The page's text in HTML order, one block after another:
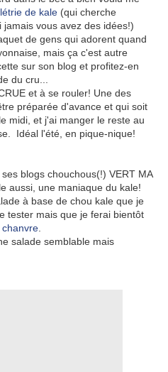
de kale (qui cherche
vous avez des idées!)
de gens qui adorent quand
mais ça c'est autre
sur son blog et profitez-en
du cru...
et à se rouler! Une des
préparée d'avance et qui soit
midi, et j'ai manger le reste au
Idéal l'été, en pique-nique!
blogs chouchous(!) VERT MA
aussi, une maniaque du kale!
à base de chou kale que je
tester mais que je ferai bientôt
salade semblable mais